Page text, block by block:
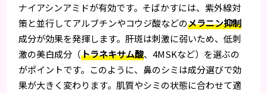
ナイアシンアミドが有効です。そばかすには、紫外線対
策と並行してアルブチンやコウジ酸などのメラニン抑制
成分が効果を発揮します。肝斑は刺激に弱いため、低刺
激の美白成分（トラネキサム酸、4MSKなど）を選ぶの
がポイントです。このように、鼻のシミは成分選びで効
果が大きく変わります。肌質やシミの状態に合わせて適